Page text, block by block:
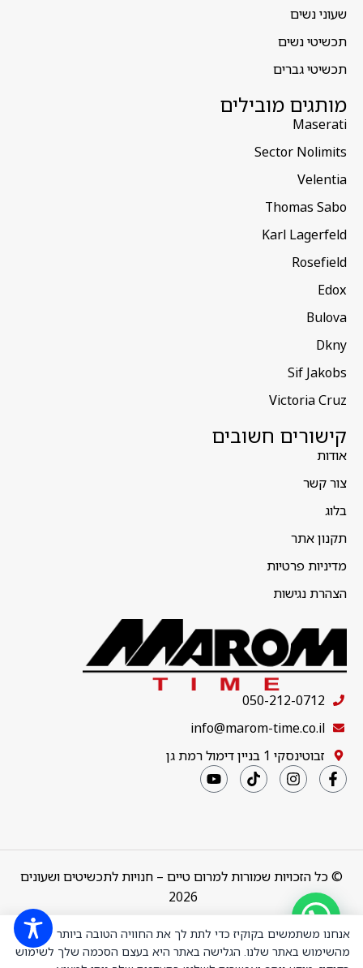
שעוני נשים
תכשיטי נשים
תכשיטי גברים
מותגים מובילים
Maserati
Sector Nolimits
Velentia
Thomas Sabo
Karl Lagerfeld
Rosefield
Edox
Bulova
Dkny
Sif Jakobs
Victoria Cruz
קישורים חשובים
אודות
צור קשר
בלוג
תקנון אתר
מדיניות פרטיות
הצהרת נגישות
050-212-0712
info@marom-time.co.il
זבוטינסקי 1 בניין דימול רמת גן
© כל הזכויות שמורות למרום טיים – חנויות לתכשיטים ושעונים
2026
Design & Code bythebuildup
אנחנו משתמשים בקוקיז כדי לתת לך את החוויה הטובה ביותר
מהשימוש באתר שלנו. הגלישה באתר היא בעצם הסכמה שלך לשימוש